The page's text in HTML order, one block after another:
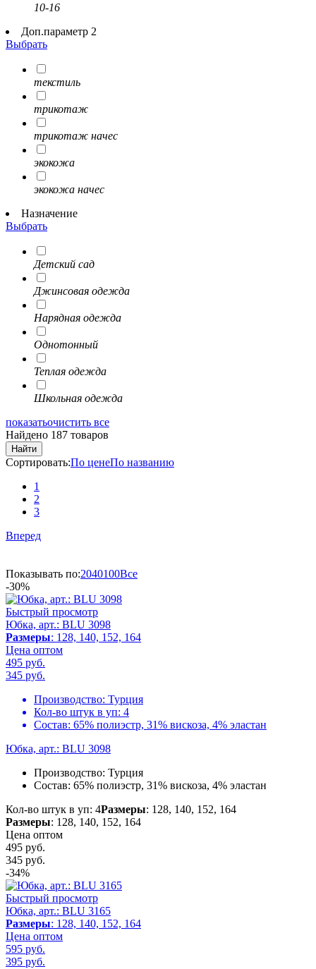
10-16
Доп.параметр 2
Выбрать
текстиль
трикотаж
трикотаж начес
экокожа
экокожа начес
Назначение
Выбрать
Детский сад
Джинсовая одежда
Нарядная одежда
Однотонный
Теплая одежда
Школьная одежда
показатьочистить все
Найдено 187 товаров
Найти
Сортировать:По ценеПо названию
1
2
3
Вперед
Показывать по:2040100Все
-30%
Быстрый просмотр
Юбка, арт.: BLU 3098
Размеры: 128, 140, 152, 164
Цена оптом
495 руб.
345 руб.
Производство: Турция
Кол-во штук в уп: 4
Состав: 65% полиэстр, 31% вискоза, 4% эластан
Юбка, арт.: BLU 3098
Производство: Турция
Состав: 65% полиэстр, 31% вискоза, 4% эластан
Кол-во штук в уп: 4Размеры: 128, 140, 152, 164
Размеры: 128, 140, 152, 164
Цена оптом
495 руб.
345 руб.
-34%
Быстрый просмотр
Юбка, арт.: BLU 3165
Размеры: 128, 140, 152, 164
Цена оптом
595 руб.
395 руб.